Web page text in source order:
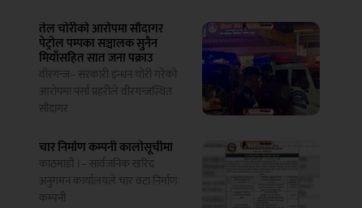
तेल चोरीको आरोपमा सौदागर
पेट्रोल पम्पका सञ्चालक सुनैन
मियाँसहित सात जना पक्राउ
वीरगन्ज– सरकारी इन्धन चोरी गरेको
आरोपमा पर्सा प्रहरीले वीरगन्जस्थित
सौदागर
चार निर्माण कम्पनी कालोसूचीमा
काठमाडौं ।– सार्वजनिक खरिद
अनुगमन कार्यालयले चार वटा निर्माण
कम्पनी